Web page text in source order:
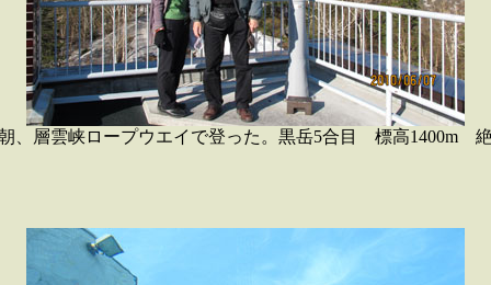
、層雲峡ロープウエイで登った。黒岳5合目 標高1400m